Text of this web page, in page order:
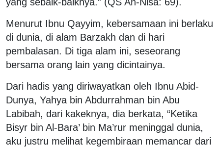
Menurut Ibnu Qayyim, kebersamaan ini berlaku
di dunia, di alam Barzakh dan di hari
pembalasan. Di tiga alam ini, seseorang
bersama orang lain yang dicintainya.
Dari hadis yang diriwayatkan oleh Ibnu Abid-
Dunya, Yahya bin Abdurrahman bin Abu
Labibah, dari kakeknya, dia berkata, “Ketika
Bisyr bin Al-Bara’ bin Ma’rur meninggal dunia,
aku justru melihat kegembiraan memancar dari